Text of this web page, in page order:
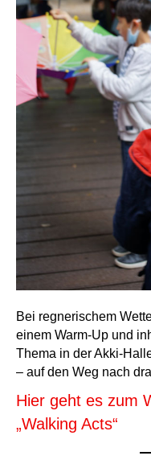
Bei regnerischem
einem Warm-Up und
Thema in der Akki-
– auf den Weg nach
Hier geht es zum
„Walking Acts“